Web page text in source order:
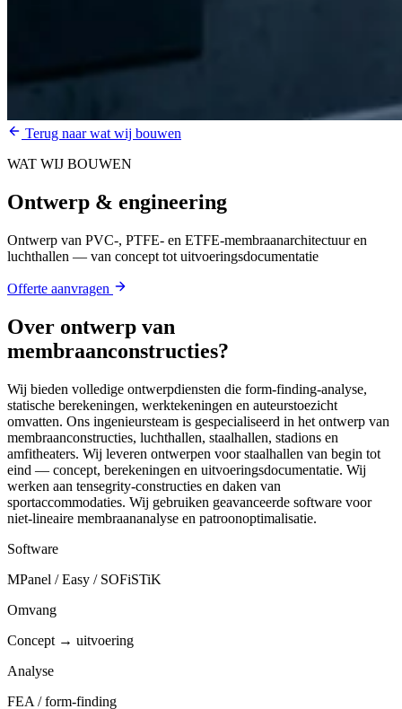
Terug naar wat wij bouwen
WAT WIJ BOUWEN
Ontwerp & engineering
Ontwerp van PVC-, PTFE- en ETFE-membraanarchitectuur en
luchthallen — van concept tot uitvoeringsdocumentatie
Offerte aanvragen
Over ontwerp van
membraanconstructies?
Wij bieden volledige ontwerpdiensten die form-finding-analyse,
statische berekeningen, werktekeningen en auteurstoezicht
omvatten. Ons ingenieursteam is gespecialiseerd in het ontwerp van
membraanconstructies, luchthallen, staalhallen, stadions en
amfitheaters. Wij leveren ontwerpen voor staalhallen van begin tot
eind — concept, berekeningen en uitvoeringsdocumentatie. Wij
werken aan tensegrity-constructies en daken van
sportaccommodaties. Wij gebruiken geavanceerde software voor
niet-lineaire membraananalyse en patroonoptimalisatie.
Software
MPanel / Easy / SOFiSTiK
Omvang
Concept → uitvoering
Analyse
FEA / form-finding